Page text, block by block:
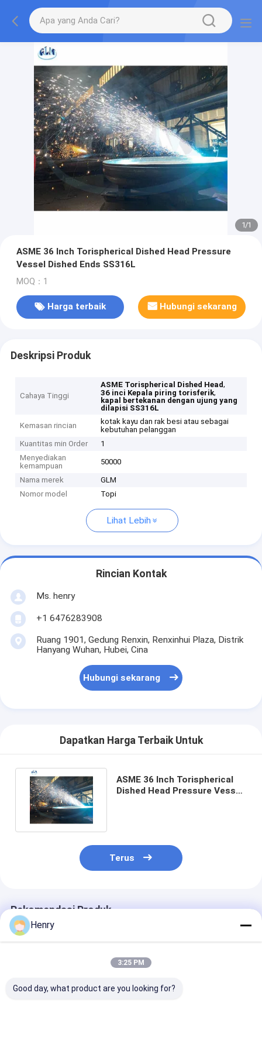
1/1
ASME 36 Inch Torispherical Dished Head Pressure
Vessel Dished Ends SS316L
MOQ：1
Harga terbaik Hubungi sekarang
Deskripsi Produk
Cahaya Tinggi
ASME Torispherical Dished Head,
36 inci Kepala piring torisferik,
kapal bertekanan dengan ujung yang
dilapisi SS316L
Kemasan rincian
kotak kayu dan rak besi atau sebagai
kebutuhan pelanggan
Kuantitas min Order
1
Menyediakan
kemampuan
50000
Nama merek
GLM
Nomor model
Topi
Lihat Lebih
Rincian Kontak
Ms. henry
+1 6476283908
Ruang 1901, Gedung Renxin, Renxinhui Plaza, Distrik
Hanyang Wuhan, Hubei, Cina
Hubungi sekarang
Dapatkan Harga Terbaik Untuk
ASME 36 Inch Torispherical
Dished Head Pressure Vessel
Terus
Rekomendasi Produk
Henry
3:25 PM
Good day, what product are you looking for?